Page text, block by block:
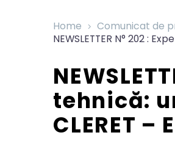
Home
Comunicat de
NEWSLETTER N° 202 :
tehnică:
CLERET –